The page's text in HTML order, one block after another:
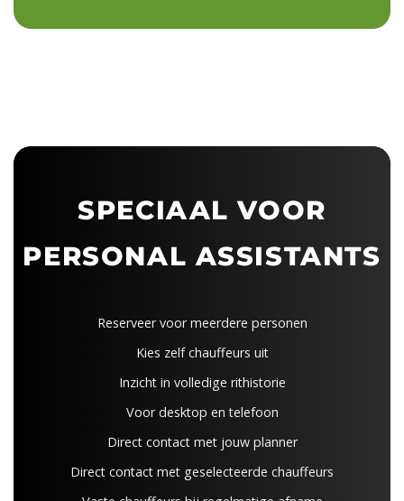
SPECIAAL VOOR
PERSONAL ASSISTANTS
Reserveer voor meerdere personen
Kies zelf chauffeurs uit
Inzicht in volledige rithistorie
Voor desktop en telefoon
Direct contact met jouw planner
Direct contact met geselecteerde chauffeurs